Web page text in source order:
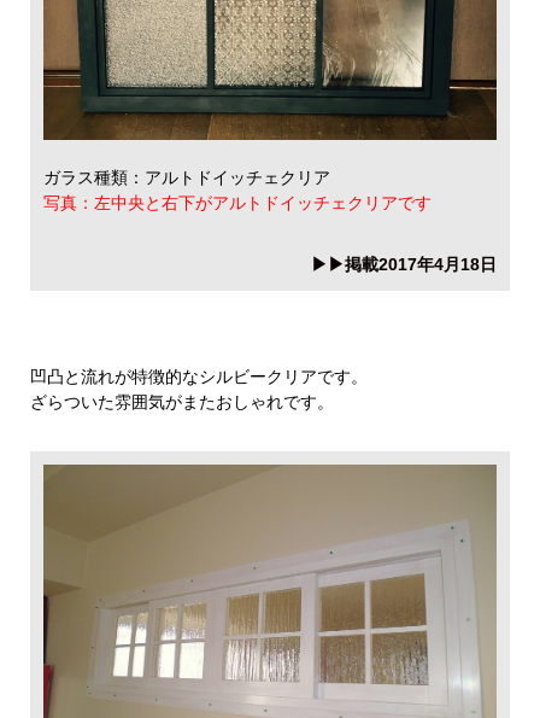
ガラス種類：アルトドイッチェクリア
写真：左中央と右下がアルトドイッチェクリアです
▶▶掲載2017年4月18日
凹凸と流れが特徴的なシルビークリアです。
ざらついた雰囲気がまたおしゃれです。